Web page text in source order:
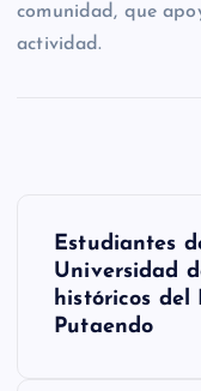
comunidad, que
actividad.
Estudiantes
Universidad
históricos
Putaendo